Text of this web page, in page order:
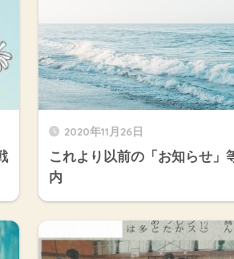
2020年11月26日
これより以前の「お知らせ」
内